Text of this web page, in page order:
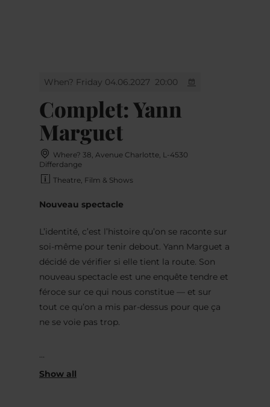
When? Friday 04.06.2027 20:00
Complet: Yann
Marguet
Where? 38, Avenue Charlotte, L-4530
Differdange
Theatre, Film & Shows
Nouveau spectacle
L’identité, c’est l’histoire qu’on se raconte sur
soi-même pour tenir debout. Yann Marguet a
décidé de vérifier si elle tient la route. Son
nouveau spectacle est une enquête tendre et
féroce sur ce qui nous constitue — et sur
tout ce qu’on a mis par-dessus pour que ça
ne se voie pas trop.
Après le succès de son précédent spectacle